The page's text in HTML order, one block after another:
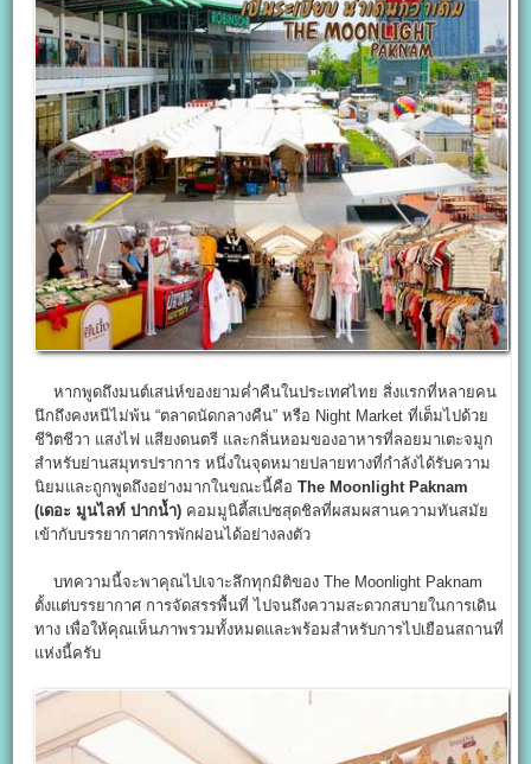
หากพูดถึงมนต์เสน่ห์ของยามค่ำคืนในประเทศไทย สิ่งแรกที่หลายคน
นึกถึงคงหนีไม่พ้น “ตลาดนัดกลางคืน” หรือ Night Market ที่เต็มไปด้วย
ชีวิตชีวา แสงไฟ แสียงดนตรี และกลิ่นหอมของอาหารที่ลอยมาเตะจมูก
สำหรับย่านสมุทรปราการ หนึ่งในจุดหมายปลายทางที่กำลังได้รับความ
นิยมและถูกพูดถึงอย่างมากในขณะนี้คือThe Moonlight Paknam
(เดอะ มูนไลท์ ปากน้ำ) คอมมูนิตี้สเปซสุดชิลที่ผสมผสานความทันสมัย
เข้ากับบรรยากาศการพักผ่อนได้อย่างลงตัว
บทความนี้จะพาคุณไปเจาะลึกทุกมิติของ The Moonlight Paknam
ตั้งแต่บรรยากาศ การจัดสรรพื้นที่ ไปจนถึงความสะดวกสบายในการเดิน
ทาง เพื่อให้คุณเห็นภาพรวมทั้งหมดและพร้อมสำหรับการไปเยือนสถานที่
แห่งนี้ครับ